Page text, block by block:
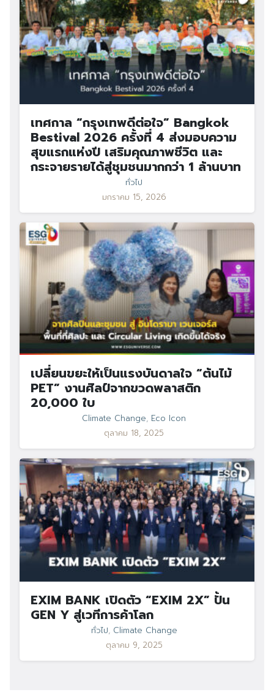
เทศกาล “กรุงเทพดีต่อใจ” Bangkok
Bestival 2026 ครั้งที่ 4 ส่งมอบความ
สุขแรกแห่งปี เสริมคุณภาพชีวิต และ
กระจายรายได้สู่ชุมชนมากกว่า 1 ล้านบาท
ทั่วไป
มกราคม 15, 2026
เปลี่ยนขยะให้เป็นแรงบันดาลใจ “ต้นไม้
PET” งานศิลป์จากขวดพลาสติก
20,000 ใบ
Climate Change, Eco Icon
ตุลาคม 18, 2025
EXIM BANK เปิดตัว “EXIM 2X” ปั้น
GEN Y สู่เวทีการค้าโลก
ทั่วไป, Climate Change
ตุลาคม 9, 2025